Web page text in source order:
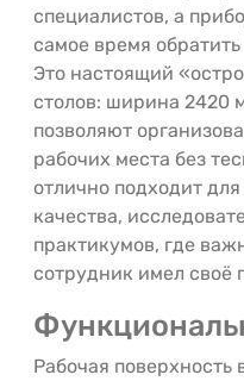
специалистов, а
самое время
Это настоящий
столов: ширина 2420
позволяют
рабочих места без
отлично подходит
качества,
практикумов, где
сотрудник имел своё
Рабочая поверхность